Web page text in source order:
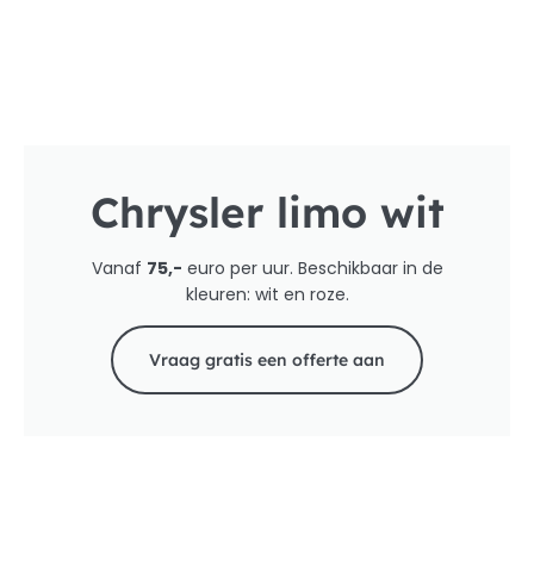
Chrysler limo wit
Vanaf 75,- euro per uur. Beschikbaar in de
kleuren: wit en roze.
Vraag gratis een offerte aan